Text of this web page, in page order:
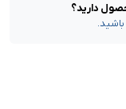
دارید؟